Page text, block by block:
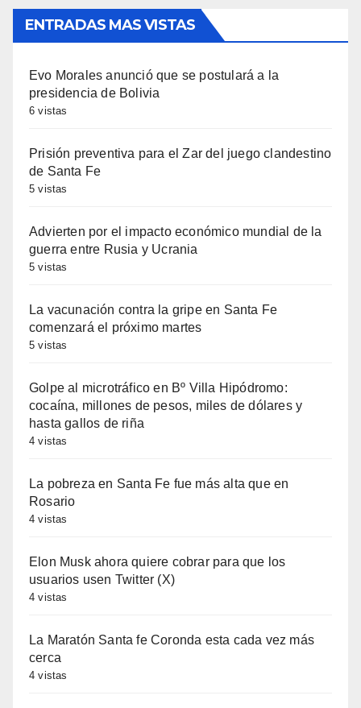
ENTRADAS MAS VISTAS
Evo Morales anunció que se postulará a la
presidencia de Bolivia
6 vistas
Prisión preventiva para el Zar del juego clandestino
de Santa Fe
5 vistas
Advierten por el impacto económico mundial de la
guerra entre Rusia y Ucrania
5 vistas
La vacunación contra la gripe en Santa Fe
comenzará el próximo martes
5 vistas
Golpe al microtráfico en Bº Villa Hipódromo:
cocaína, millones de pesos, miles de dólares y
hasta gallos de riña
4 vistas
La pobreza en Santa Fe fue más alta que en
Rosario
4 vistas
Elon Musk ahora quiere cobrar para que los
usuarios usen Twitter (X)
4 vistas
La Maratón Santa fe Coronda esta cada vez más
cerca
4 vistas